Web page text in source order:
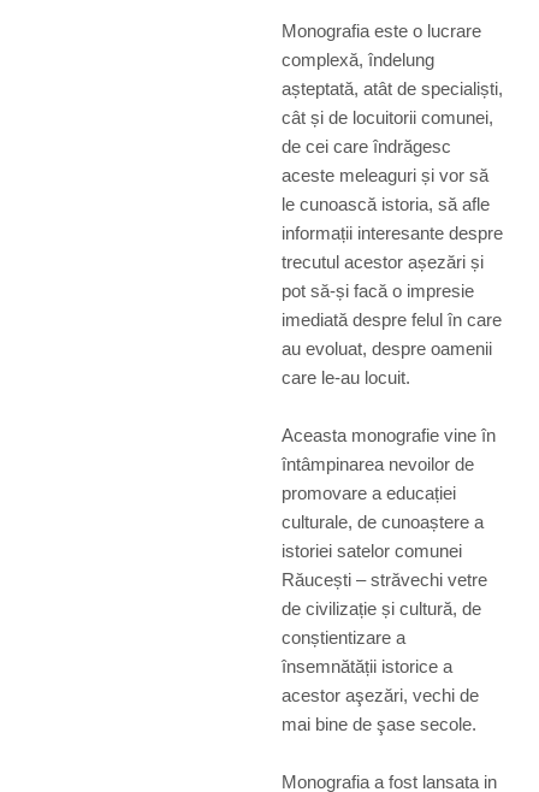
Monografia este o lucrare
complexă, îndelung
așteptată, atât de specialiști,
cât și de locuitorii comunei,
de cei care îndrăgesc
aceste meleaguri și vor să
le cunoască istoria, să afle
informații interesante despre
trecutul acestor așezări și
pot să-și facă o impresie
imediată despre felul în care
au evoluat, despre oamenii
care le-au locuit.
Aceasta monografie vine în
întâmpinarea nevoilor de
promovare a educației
culturale, de cunoaștere a
istoriei satelor comunei
Răucești – străvechi vetre
de civilizație și cultură, de
conștientizare a
însemnătății istorice a
acestor aşezări, vechi de
mai bine de şase secole.
Monografia a fost lansata in